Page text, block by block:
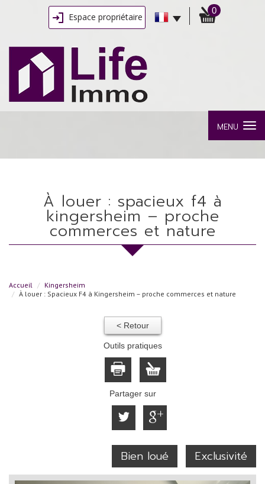
Espace propriétaire
0
MENU
à louer : spacieux f4 à
kingersheim – proche
commerces et nature
Accueil
Kingersheim
À louer : Spacieux F4 à Kingersheim – proche commerces et nature
< Retour
Outils pratiques
Partager sur
Bien loué Exclusivité